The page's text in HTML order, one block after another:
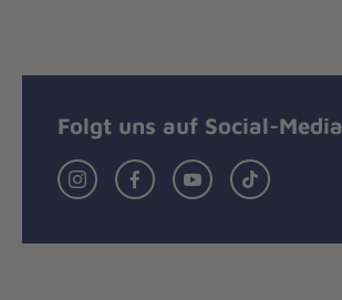
Folgt uns auf Social-Media
InstagramFacebookYoutubeTiktok